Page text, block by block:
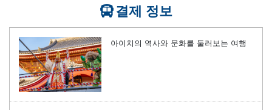
결제 정보
아이치의 역사와 문화를 둘러보는 여행